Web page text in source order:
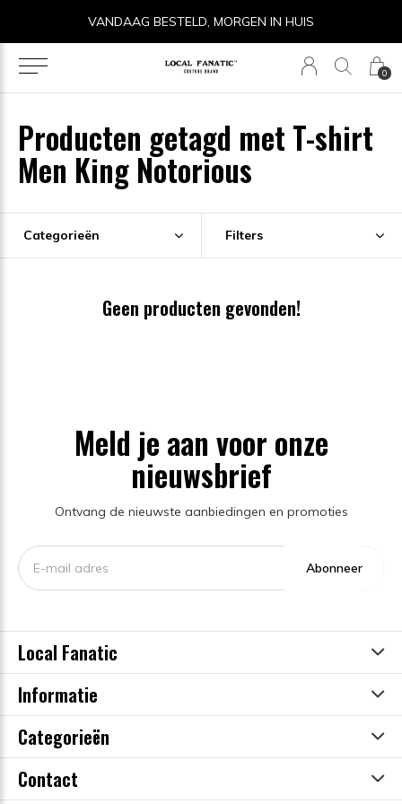
0
VANDAAG BESTELD, MORGEN IN HUIS
Producten getagd met T-shirt
Men King Notorious
Categorieën Filters
Geen producten gevonden!
Meld je aan voor onze
nieuwsbrief
Ontvang de nieuwste aanbiedingen en promoties
Abonneer
Local Fanatic
Informatie
Categorieën
Contact